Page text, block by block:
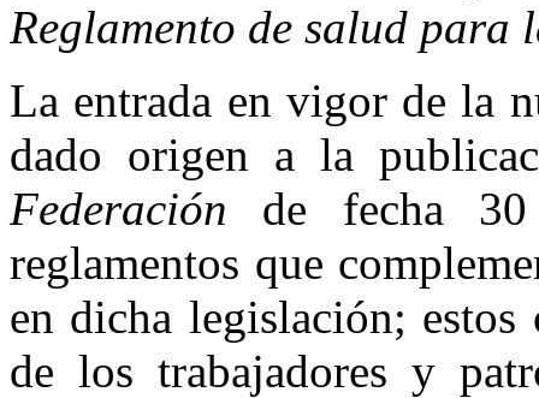
Reglamento de salud para
La entrada en vigor de la
dado origen a la
Federación de fecha
reglamentos que
en dicha legislación;
de los trabajadores y